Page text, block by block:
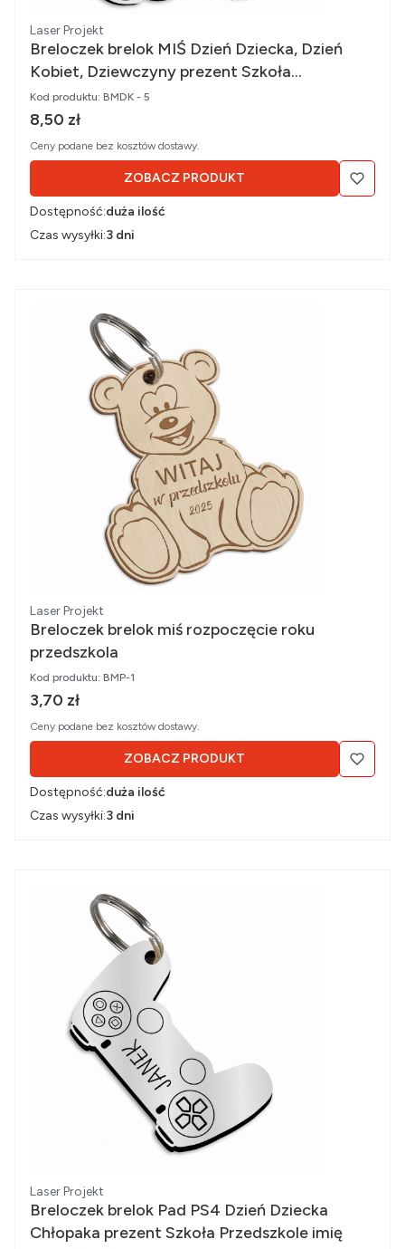
Producent
Laser Projekt
Breloczek brelok MIŚ Dzień Dziecka, Dzień
Kobiet, Dziewczyny prezent Szkoła
Przedszkole grawer imię
Kod produktu: BMDK - 5
Cena brutto
8,50 zł
Ceny podane bez kosztów dostawy.
ZOBACZ PRODUKT
Dostępność:duża ilość
Czas wysyłki:3 dni
Producent
Laser Projekt
Breloczek brelok miś rozpoczęcie roku
przedszkola
Kod produktu: BMP-1
Cena brutto
3,70 zł
Ceny podane bez kosztów dostawy.
ZOBACZ PRODUKT
Dostępność:duża ilość
Czas wysyłki:3 dni
Producent
Laser Projekt
Breloczek brelok Pad PS4 Dzień Dziecka
Chłopaka prezent Szkoła Przedszkole imię